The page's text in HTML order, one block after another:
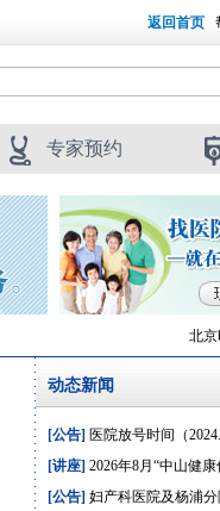
返回首页
专家预约
北京
动态新闻
[公告] 医院放号时间（
[讲座] 2026年8月“中山健
[公告] 妇产科医院及杨浦